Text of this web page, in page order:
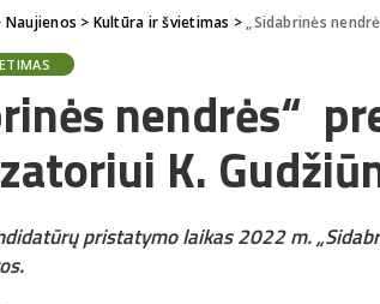
Naujienos > Kultūra ir švietimas > „Sidabrinės
nendrės“
K.
pristatymo laikas 2022 m.